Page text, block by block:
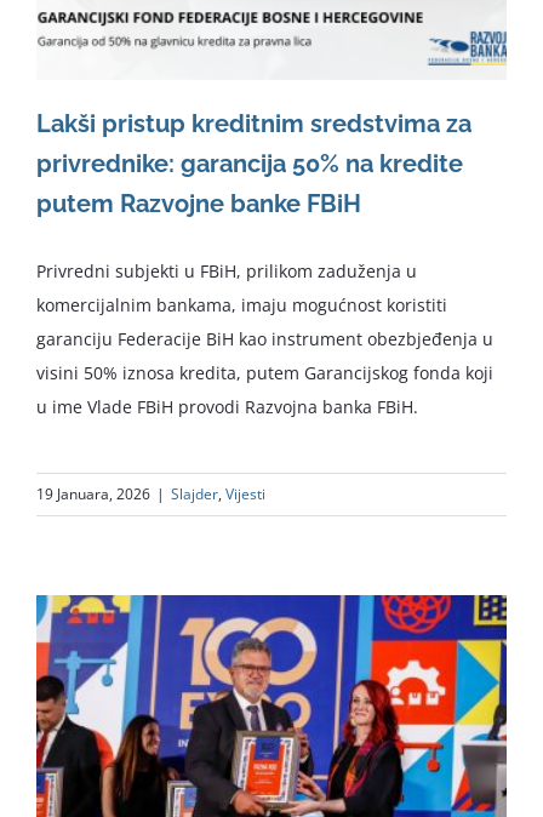
Lakši pristup kreditnim sredstvima za
privrednike: garancija 50% na kredite
putem Razvojne banke FBiH
Privredni subjekti u FBiH, prilikom zaduženja u
komercijalnim bankama, imaju mogućnost koristiti
garanciju Federacije BiH kao instrument obezbjeđenja u
visini 50% iznosa kredita, putem Garancijskog fonda koji
u ime Vlade FBiH provodi Razvojna banka FBiH.
19 Januara, 2026 | Slajder, Vijesti